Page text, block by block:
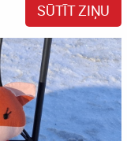
SŪTĪT ZIŅU